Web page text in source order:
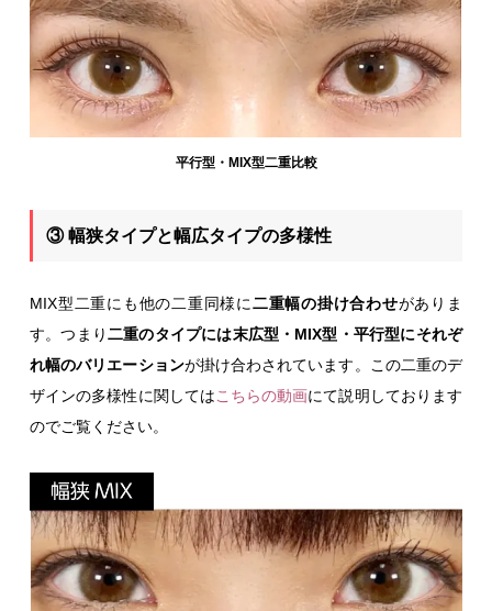
平行型・MIX型二重比較
③ 幅狭タイプと幅広タイプの多様性
MIX型二重にも他の二重同様に二重幅の掛け合わせがありま
す。つまり二重のタイプには末広型・MIX型・平行型にそれぞ
れ幅のバリエーションが掛け合わされています。この二重のデ
ザインの多様性に関してはこちらの動画にて説明しております
のでご覧ください。